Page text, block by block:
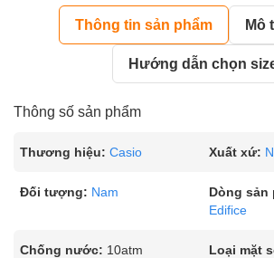
Thông tin sản phẩm Mô
Hướng dẫn chọn
Thông số sản phẩm
Thương hiệu: Casio Xuất xứ:
Đối tượng: Nam Dòng sản
Edifice
Chống nước: 10atm Loại mặt